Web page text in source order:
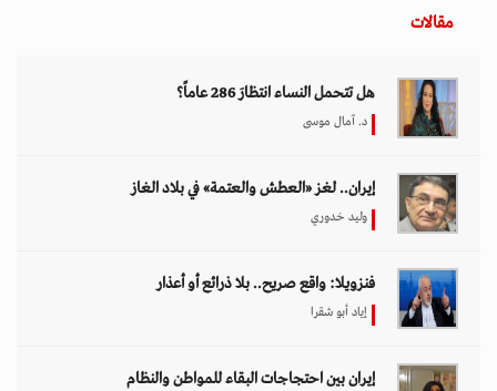
مقالات
هل تتحمل النساء انتظارَ 286 عاماً؟
د. آمال موسى
إيران.. لغز «العطش والعتمة» في بلاد الغاز
وليد خدوري
فنزويلا: واقع صريح.. بلا ذرائع أو أعذار
إياد أبو شقرا
إيران بين احتجاجات البقاء للمواطن والنظام